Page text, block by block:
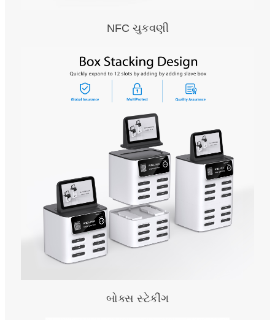
NFC ચુકવણી
બોક્સ સ્ટેકીંગ